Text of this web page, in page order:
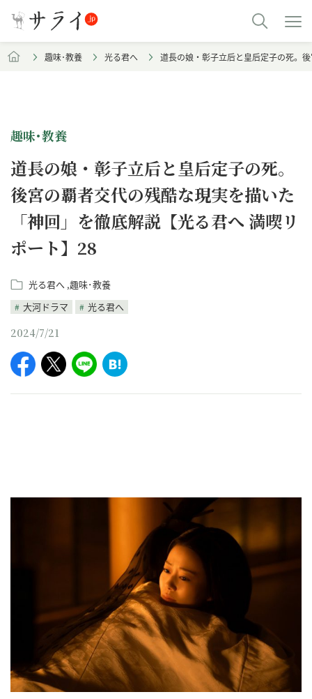
趣味･教養 光る君へ 道長の娘・彰子立后と皇后定子の死。
趣味･教養
道長の娘・彰子立后と皇后定子の死。
後宮の覇者交代の残酷な現実を描いた
「神回」を徹底解説【光る君へ 満喫リ
ポート】28
光る君へ 趣味･教養
大河ドラマ
光る君へ
2024/7/21